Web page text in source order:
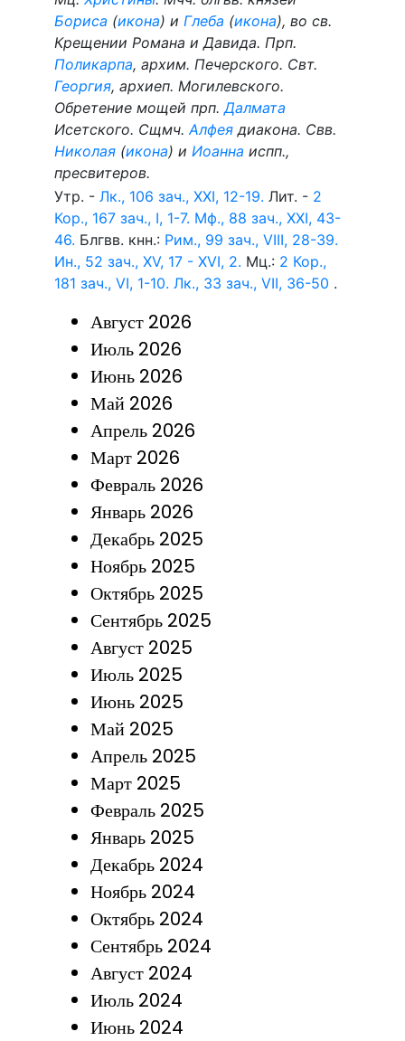
Бориса (икона) и Глеба (икона), во св.
Крещении Романа и Давида. Прп.
Поликарпа, архим. Печерского. Свт.
Георгия, архиеп. Могилевского.
Обретение мощей прп.Далмата
Исетского. Сщмч.Алфеядиакона. Свв.
Николая(икона) и Иоанна испп.,
пресвитеров.
Утр. - Лк., 106 зач., XXI, 12-19. Лит. - 2
Кор., 167 зач., I, 1-7. Мф., 88 зач., XXI, 43-
46. Блгвв. кнн.: Рим., 99 зач., VIII, 28-39.
Ин., 52 зач., XV, 17 - XVI, 2. Мц.: 2 Кор.,
181 зач., VI, 1-10. Лк., 33 зач., VII, 36-50 .
Август 2026
Июль 2026
Июнь 2026
Май 2026
Апрель 2026
Март 2026
Февраль 2026
Январь 2026
Декабрь 2025
Ноябрь 2025
Октябрь 2025
Сентябрь 2025
Август 2025
Июль 2025
Июнь 2025
Май 2025
Апрель 2025
Март 2025
Февраль 2025
Январь 2025
Декабрь 2024
Ноябрь 2024
Октябрь 2024
Сентябрь 2024
Август 2024
Июль 2024
Июнь 2024